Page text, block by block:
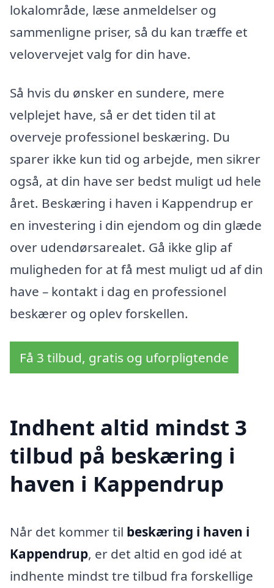
lokalområde, læse anmeldelser og
sammenligne priser, så du kan træffe et
velovervejet valg for din have.
Så hvis du ønsker en sundere, mere
velplejet have, så er det tiden til at
overveje professionel beskæring. Du
sparer ikke kun tid og arbejde, men sikrer
også, at din have ser bedst muligt ud hele
året. Beskæring i haven i Kappendrup er
en investering i din ejendom og din glæde
over udendørsarealet. Gå ikke glip af
muligheden for at få mest muligt ud af din
have – kontakt i dag en professionel
beskærer og oplev forskellen.
Få 3 tilbud, gratis og uforpligtende
Indhent altid mindst 3
tilbud på beskæring i
haven i Kappendrup
Når det kommer til beskæring i haven i
Kappendrup, er det altid en god idé at
indhente mindst tre tilbud fra forskellige